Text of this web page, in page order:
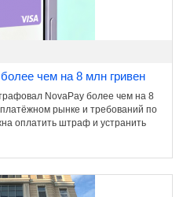
чем на 8 млн гривен
NovaPay более чем на 8
рынке и требований по
оплатить штраф и устранить